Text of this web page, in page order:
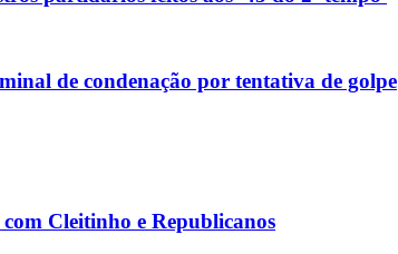
de condenação por tentativa de golpe
Cleitinho e Republicanos